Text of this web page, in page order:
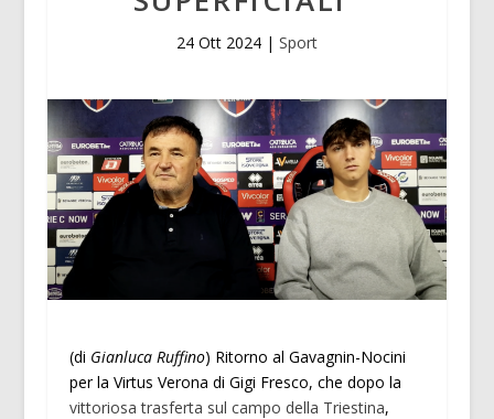
24 Ott 2024| Sport
(di Gianluca Ruffino) Ritorno al Gavagnin-Nocini
per la Virtus Verona di Gigi Fresco, che dopo la
vittoriosa trasferta sul campo della Triestina,